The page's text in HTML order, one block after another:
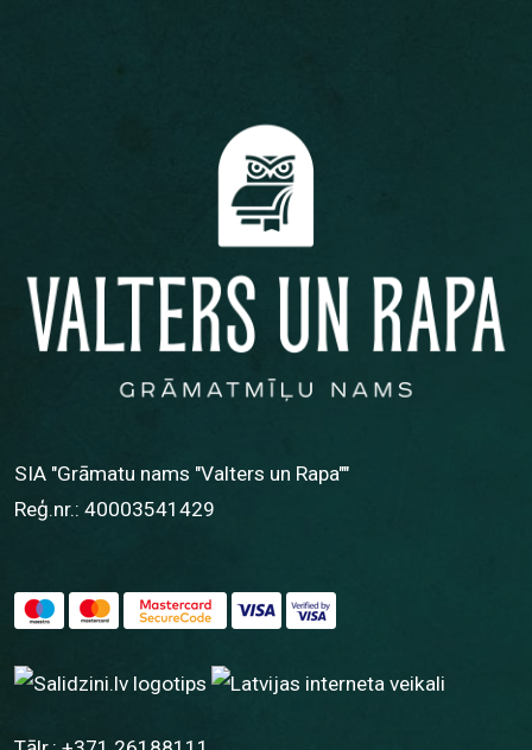
SIA "Grāmatu nams "Valters un Rapa""
Reģ.nr.: 40003541429